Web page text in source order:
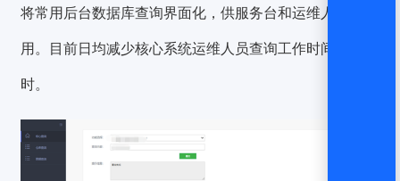
将常用后台数据库查询界面化，供服务台和运维人员使
用。目前日均减少核心系统运维人员查询工作时间
时。